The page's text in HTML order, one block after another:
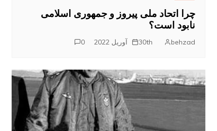
چرا اتحاد ملی پیروز و جمهوری اسلامی
نابود است؟
behzad 30th آوریل 2022 0